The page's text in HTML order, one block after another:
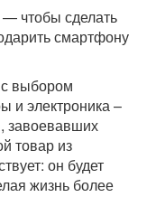
чтобы сделать
смартфону
с выбором
и электроника –
завоевавших
товар из
он будет
жизнь более